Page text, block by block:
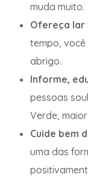
muda muito.
Ofereça
tempo,
abrigo.
Informe,
pessoas
Verde,
Cuide bem
uma das